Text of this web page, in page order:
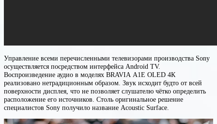
Управление всеми перечисленными телевизорами производства Sony
осуществляется посредством интерфейса Android TV.
Воспроизведение аудио в моделях BRAVIA A1E OLED 4К
реализовано нетрадиционным образом. Звук исходит будто от всей
поверхности дисплея, что не позволяет слушателю чётко определить
расположение его источников. Столь оригинальное решение
специалистов Sony получило название Acoustic Surface.